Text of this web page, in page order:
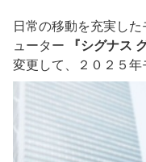
日常の移動を充実し
ューター
『シグナス
変更して、２０２５年